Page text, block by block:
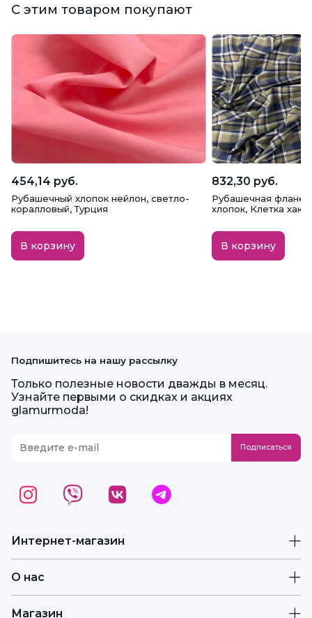
С этим товаром покупают
454,14 руб.
Рубашечный хлопок нейлон, светло-
коралловый, Турция
В корзину
832,30 руб.
Рубашечная
хлопок, Клетка
В корзину
Интернет-магазин
О нас
Магазин
Подпишитесь на нашу рассылку
Только полезные новости дважды в месяц.
Узнайте первыми о скидках и акциях
glamurmoda!